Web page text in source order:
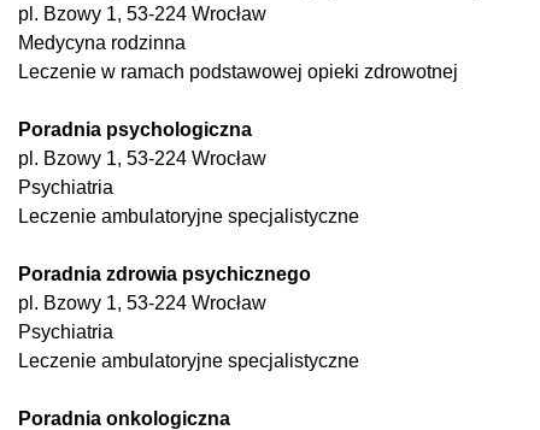
pl. Bzowy 1, 53-224 Wrocław
Medycyna rodzinna
Leczenie w ramach podstawowej opieki zdrowotnej
Poradnia psychologiczna
pl. Bzowy 1, 53-224 Wrocław
Psychiatria
Leczenie ambulatoryjne specjalistyczne
Poradnia zdrowia psychicznego
pl. Bzowy 1, 53-224 Wrocław
Psychiatria
Leczenie ambulatoryjne specjalistyczne
Poradnia onkologiczna